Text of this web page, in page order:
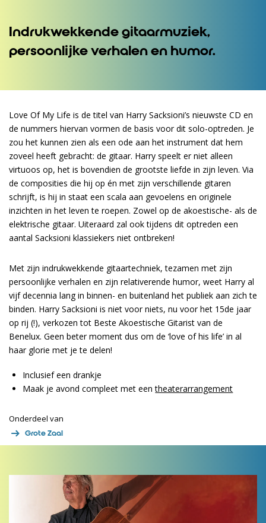
Indrukwekkende gitaarmuziek,
persoonlijke verhalen en humor.
Love Of My Life is de titel van Harry Sacksioni’s nieuwste CD en
de nummers hiervan vormen de basis voor dit solo-optreden. Je
zou het kunnen zien als een ode aan het instrument dat hem
zoveel heeft gebracht: de gitaar. Harry speelt er niet alleen
virtuoos op, het is bovendien de grootste liefde in zijn leven. Via
de composities die hij op én met zijn verschillende gitaren
schrijft, is hij in staat een scala aan gevoelens en originele
inzichten in het leven te roepen. Zowel op de akoestische- als de
elektrische gitaar. Uiteraard zal ook tijdens dit optreden een
aantal Sacksioni klassiekers niet ontbreken!
Met zijn indrukwekkende gitaartechniek, tezamen met zijn
persoonlijke verhalen en zijn relativerende humor, weet Harry al
vijf decennia lang in binnen- en buitenland het publiek aan zich te
binden. Harry Sacksioni is niet voor niets, nu voor het 15de jaar
op rij (!), verkozen tot Beste Akoestische Gitarist van de
Benelux. Geen beter moment dus om de ‘love of his life’ in al
haar glorie met je te delen!
Inclusief een drankje
Maak je avond compleet met eentheaterarrangement
Onderdeel van
Grote Zaal